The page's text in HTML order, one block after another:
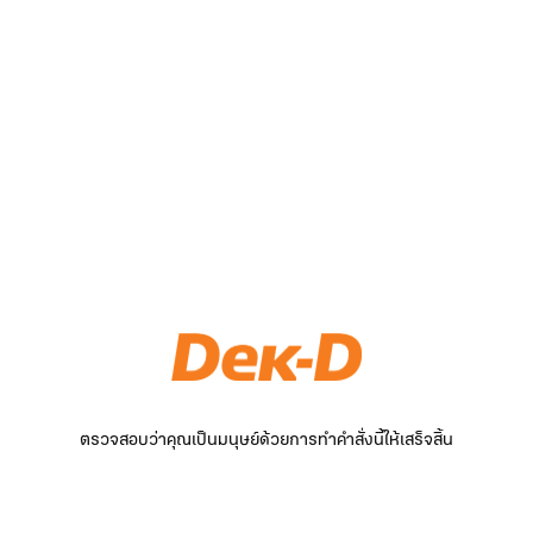
ตรวจสอบว่าคุณเป็นมนุษย์ด้วยการทำคำสั่งนี้ให้เสร็จสิ้น